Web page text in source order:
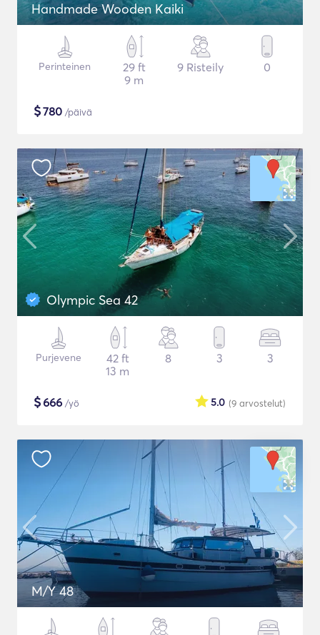
Handmade Wooden Kaiki
Perinteinen
29 ft
9 m
9 Risteily 0
$780 /päivä
Olympic Sea 42
Purjevene
42 ft
13 m
8 3 3
$666 /yö (9 arvostelut)
5.0
M/Y 48